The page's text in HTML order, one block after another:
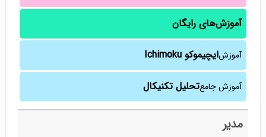
آموزش‌های رایگان
آموزشایچیموکو Ichimoku
آموزش جامعتحلیل تکنیکال
مدیر